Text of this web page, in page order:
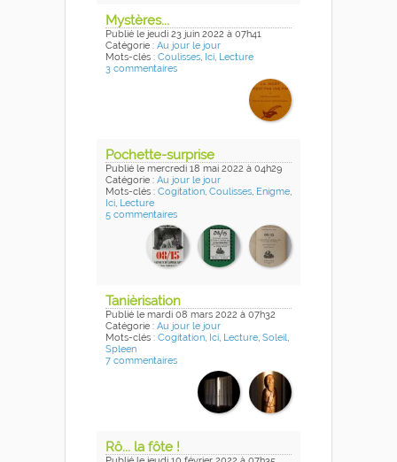
Mystères...
Publié le jeudi 23 juin 2022 à 07h41
Catégorie : Au jour le jour
Mots-clés : Coulisses, Ici, Lecture
3 commentaires
Pochette-surprise
Publié le mercredi 18 mai 2022 à 04h29
Catégorie : Au jour le jour
Mots-clés : Cogitation, Coulisses, Enigme,
Ici, Lecture
5 commentaires
Tanièrisation
Publié le mardi 08 mars 2022 à 07h32
Catégorie : Au jour le jour
Mots-clés : Cogitation, Ici, Lecture, Soleil,
Spleen
7 commentaires
Rô... la fôte !